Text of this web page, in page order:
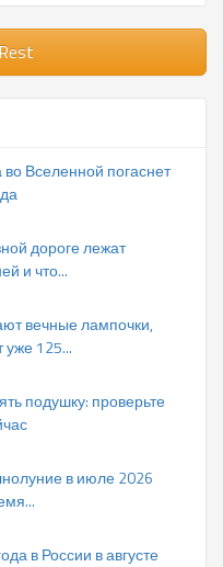
во Вселенной погаснет
дороге лежат
и что...
вечные лампочки,
уже 125...
подушку: проверьте
в июле 2026
в России в августе